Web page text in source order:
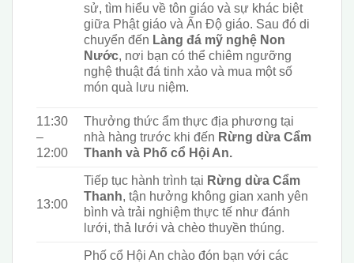
sử, tìm hiểu về tôn giáo và sự khác biệt
giữa Phật giáo và Ấn Độ giáo. Sau đó di
chuyển đến Làng đá mỹ nghệ Non
Nước, nơi bạn có thể chiêm ngưỡng
nghệ thuật đá tinh xảo và mua một số
món quà lưu niệm.
11:30
–
12:00
Thưởng thức ẩm thực địa phương tại
nhà hàng trước khi đến Rừng dừa Cẩm
Thanh và Phố cổ Hội An.
13:00
Tiếp tục hành trình tại Rừng dừa Cẩm
Thanh, tận hưởng không gian xanh yên
bình và trải nghiệm thực tế như đánh
lưới, thả lưới và chèo thuyền thúng.
Phố cổ Hội An chào đón bạn với các